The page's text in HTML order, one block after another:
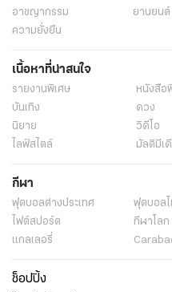
อาชญากรรม
ยานยนต์
ความยั่งยืน
เนื้อหาที่น่าสนใจ
รายงานพิเศษ หนังสือ
บันเทิง
ดวง
นิยาย
วิดีโอ
ไลฟ์สไตล์
มัลติมีเ
กีฬา
ฟุตบอลต่่างประเทศ ฟุตบอล
ไฟต์สปอร์ต
กีฬาโลก
แกลเลอรี่
ช็อปปิ้ง